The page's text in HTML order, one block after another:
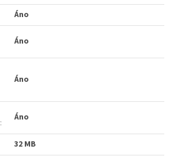
Áno
Áno
Áno
: Áno
32 MB